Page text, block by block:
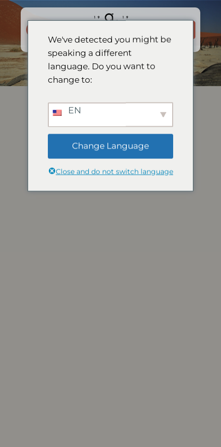
Skip
content
We've detected you might be
speaking a different
language. Do you want to
change to:
EN
Change Language
Close and do not switch language